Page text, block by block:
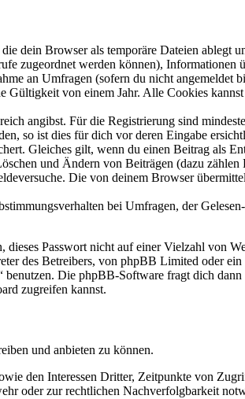
dein Browser als temporäre Dateien ablegt
zugeordnet werden können), Informationen
an Umfragen (sofern du nicht angemeldet
Gültigkeit von einem Jahr. Alle Cookies
angibst. Für die Registrierung sind
so ist dies für dich vor deren Eingabe
Gleiches gilt, wenn du einen Beitrag als
und Ändern von Beiträgen (dazu
Die von deinem Browser
bei Umfragen, der
Passwort nicht auf einer Vielzahl von
des Betreibers, von phpBB Limited oder
Die phpBB-Software fragt dich
zugreifen kannst.
und anbieten zu können.
den Interessen Dritter, Zeitpunkte von
oder zur rechtlichen Nachverfolgbarkeit